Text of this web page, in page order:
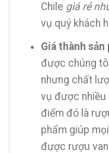
Chile giá rẻ
vụ quý khách
Giá thành
được chúng
nhưng chất
vụ được nhiều
điểm đó là
phẩm giúp
được rượu